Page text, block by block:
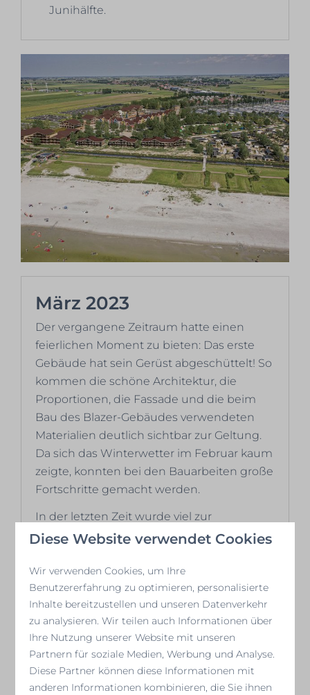
Junihälfte.
März 2023
Der vergangene Zeitraum hatte einen
feierlichen Moment zu bieten: Das erste
Gebäude hat sein Gerüst abgeschüttelt! So
kommen die schöne Architektur, die
Proportionen, die Fassade und die beim
Bau des Blazer-Gebäudes verwendeten
Materialien deutlich sichtbar zur Geltung.
Da sich das Winterwetter im Februar kaum
zeigte, konnten bei den Bauarbeiten große
Fortschritte gemacht werden.
In der letzten Zeit wurde viel zur
Vorbereitung der letzten Arbeiten an den
Gebäudes unternommen. Auch in den
Appartements selbst wurde viel erreicht.
So wurden zum Beispiel viele Badezimmer
gefliest und die ersten sanitären
Einrichtungen wurden installiert. Generell
wurden viele Installationsarbeiten
Diese Website verwendet Cookies
Wir verwenden Cookies, um Ihre
Benutzererfahrung zu optimieren, personalisierte
Inhalte bereitzustellen und unseren Datenverkehr
zu analysieren. Wir teilen auch Informationen über
Ihre Nutzung unserer Website mit unseren
Partnern für soziale Medien, Werbung und Analyse.
Diese Partner können diese Informationen mit
anderen Informationen kombinieren, die Sie ihnen